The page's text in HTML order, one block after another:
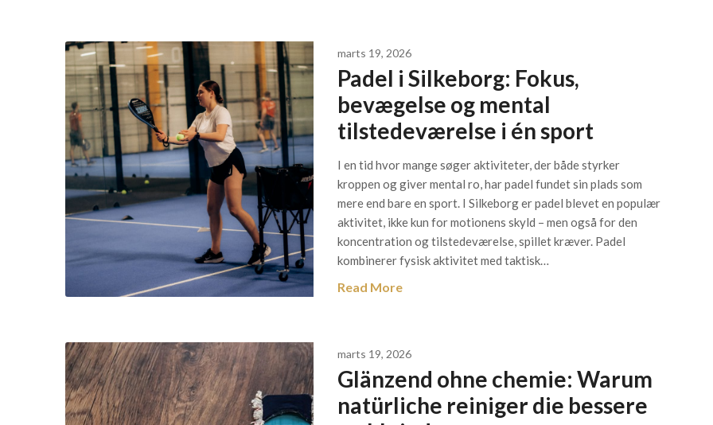
marts 19, 2026
Padel i Silkeborg: Fokus,
bevægelse og mental
tilstedeværelse i én sport
I en tid hvor mange søger aktiviteter, der både styrker
kroppen og giver mental ro, har padel fundet sin plads som
mere end bare en sport. I Silkeborg er padel blevet en populær
aktivitet, ikke kun for motionens skyld – men også for den
koncentration og tilstedeværelse, spillet kræver. Padel
kombinerer fysisk aktivitet med taktisk…
Read More
marts 19, 2026
Glänzend ohne chemie: Warum
natürliche reiniger die bessere